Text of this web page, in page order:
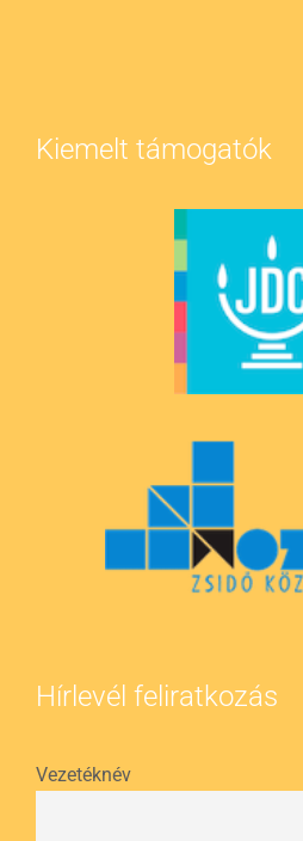
Kiemelt támogatók
Hírlevél feliratkozás
Vezetéknév